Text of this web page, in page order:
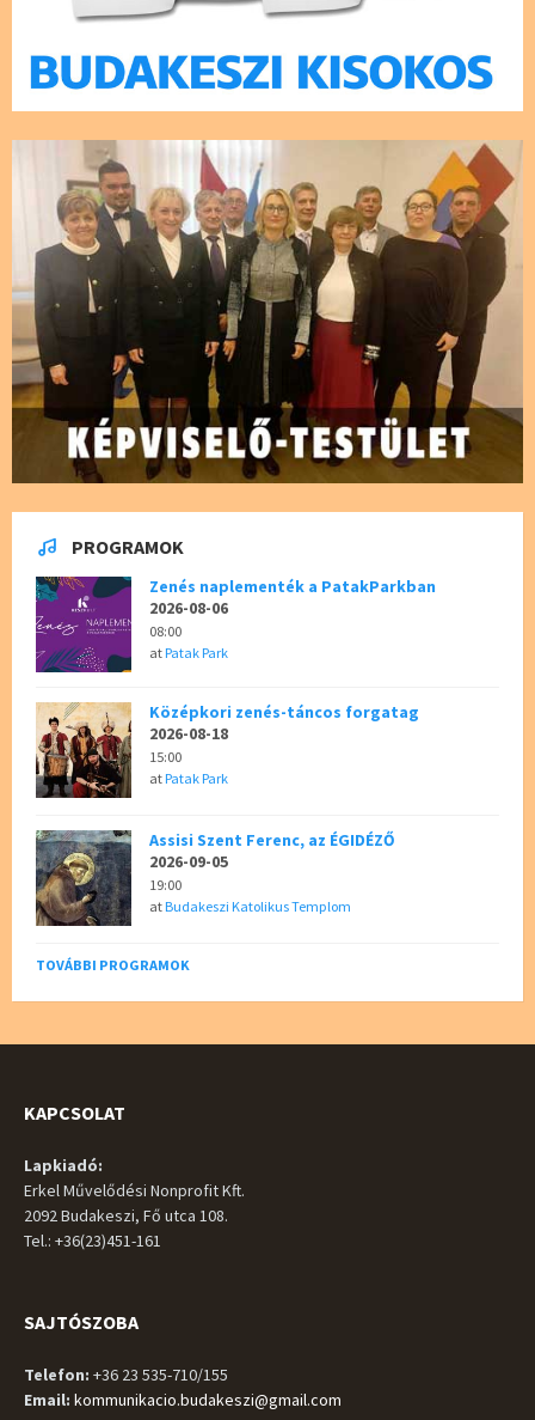
PROGRAMOK
Zenés naplementék a PatakParkban
2026-08-06
08:00
atPatak Park
Középkori zenés-táncos forgatag
2026-08-18
15:00
atPatak Park
Assisi Szent Ferenc, az ÉGIDÉZŐ
2026-09-05
19:00
atBudakeszi Katolikus Templom
TOVÁBBI PROGRAMOK
KAPCSOLAT
Lapkiadó:
Erkel Művelődési Nonprofit Kft.
2092 Budakeszi, Fő utca 108.
Tel.: +36(23)451-161
SAJTÓSZOBA
Telefon: +36 23 535-710/155
Email: kommunikacio.budakeszi@gmail.com